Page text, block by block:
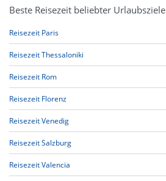
Beste Reisezeit beliebter Urlaubsziele
Reisezeit Paris
Reisezeit Thessaloniki
Reisezeit Rom
Reisezeit Florenz
Reisezeit Venedig
Reisezeit Salzburg
Reisezeit Valencia